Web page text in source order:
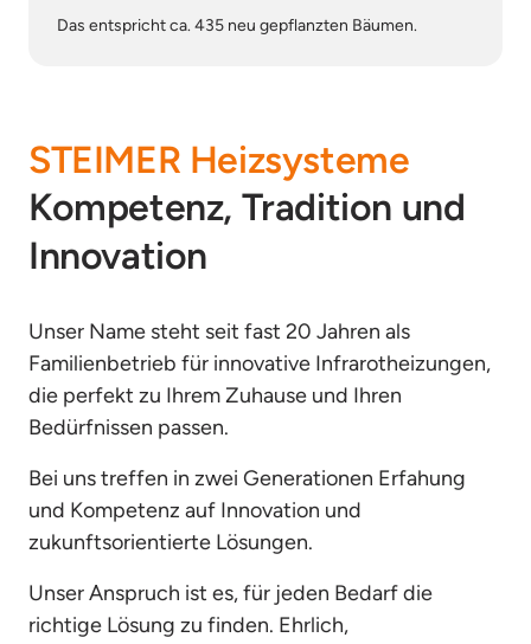
Das entspricht ca. 435 neu gepflanzten Bäumen.
STEIMER Heizsysteme
Kompetenz, Tradition und
Innovation
Unser Name steht seit fast 20 Jahren als
Familienbetrieb für innovative Infrarotheizungen,
die perfekt zu Ihrem Zuhause und Ihren
Bedürfnissen passen.
Bei uns treffen in zwei Generationen Erfahung
und Kompetenz auf Innovation und
zukunftsorientierte Lösungen.
Unser Anspruch ist es, für jeden Bedarf die
richtige Lösung zu finden. Ehrlich,